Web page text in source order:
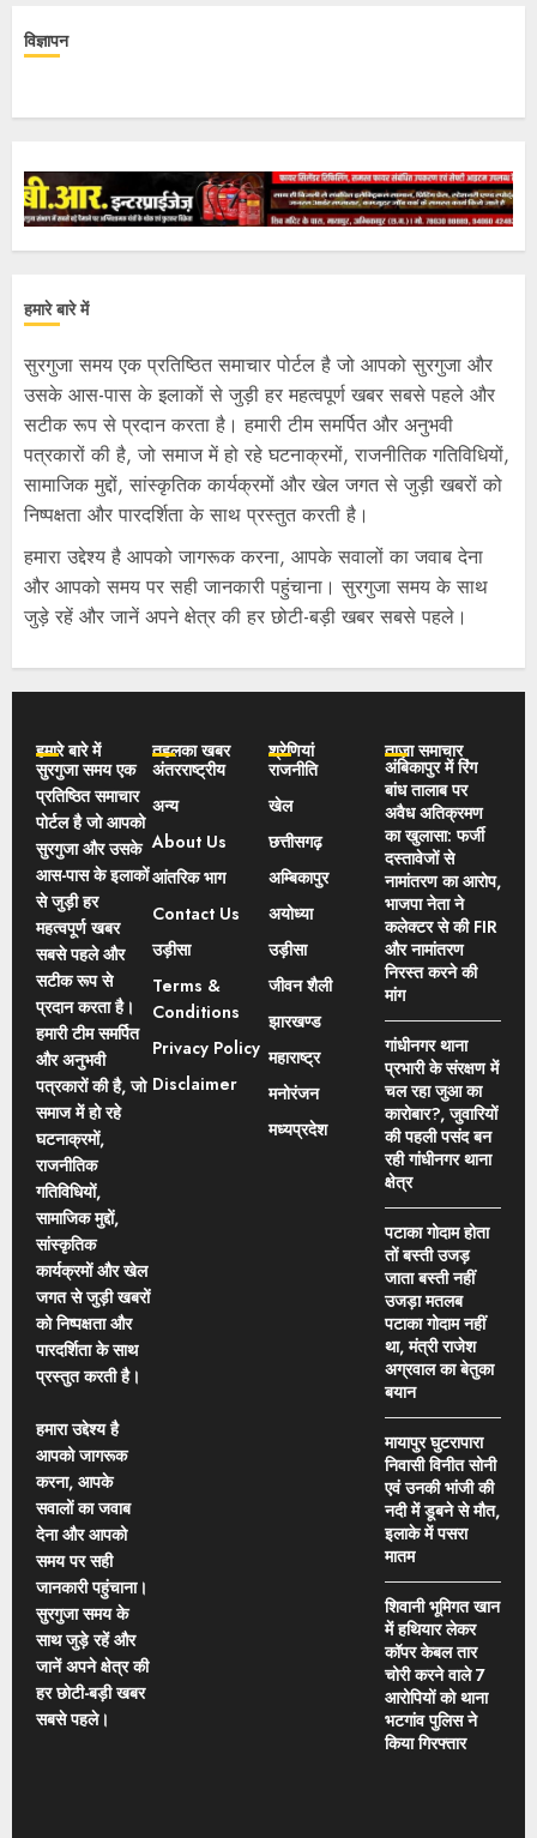
विज्ञापन
हमारे बारे में
सुरगुजा समय एक प्रतिष्ठित समाचार पोर्टल है जो आपको सुरगुजा और
उसके आस-पास के इलाकों से जुड़ी हर महत्वपूर्ण खबर सबसे पहले और
सटीक रूप से प्रदान करता है। हमारी टीम समर्पित और अनुभवी
पत्रकारों की है, जो समाज में हो रहे घटनाक्रमों, राजनीतिक गतिविधियों,
सामाजिक मुद्दों, सांस्कृतिक कार्यक्रमों और खेल जगत से जुड़ी खबरों को
निष्पक्षता और पारदर्शिता के साथ प्रस्तुत करती है।
हमारा उद्देश्य है आपको जागरूक करना, आपके सवालों का जवाब देना
और आपको समय पर सही जानकारी पहुंचाना। सुरगुजा समय के साथ
जुड़े रहें और जानें अपने क्षेत्र की हर छोटी-बड़ी खबर सबसे पहले।
हमारे बारे में
सुरगुजा समय एक
प्रतिष्ठित समाचार
पोर्टल है जो आपको
सुरगुजा और उसके
आस-पास के इलाकों
से जुड़ी हर
महत्वपूर्ण खबर
सबसे पहले और
सटीक रूप से
प्रदान करता है।
हमारी टीम समर्पित
और अनुभवी
पत्रकारों की है, जो
समाज में हो रहे
घटनाक्रमों,
राजनीतिक
गतिविधियों,
सामाजिक मुद्दों,
सांस्कृतिक
कार्यक्रमों और खेल
जगत से जुड़ी खबरों
को निष्पक्षता और
पारदर्शिता के साथ
प्रस्तुत करती है।
हमारा उद्देश्य है
आपको जागरूक
करना, आपके
सवालों का जवाब
देना और आपको
समय पर सही
जानकारी पहुंचाना।
सुरगुजा समय के
साथ जुड़े रहें और
जानें अपने क्षेत्र की
हर छोटी-बड़ी खबर
सबसे पहले।
तहलका खबर
अंतरराष्ट्रीय
अन्य
About Us
आंतरिक भाग
Contact Us
उड़ीसा
Terms &
Conditions
Privacy Policy
Disclaimer
श्रेणियां
राजनीति
खेल
छत्तीसगढ़
अम्बिकापुर
अयोध्या
उड़ीसा
जीवन शैली
झारखण्ड
महाराष्ट्र
मनोरंजन
मध्यप्रदेश
ताज़ा समाचार
अंबिकापुर में रिंग
बांध तालाब पर
अवैध अतिक्रमण
का खुलासा: फर्जी
दस्तावेजों से
नामांतरण का आरोप,
भाजपा नेता ने
कलेक्टर से की FIR
और नामांतरण
निरस्त करने की
मांग
गांधीनगर थाना
प्रभारी के संरक्षण में
चल रहा जुआ का
कारोबार?, जुवारियों
की पहली पसंद बन
रही गांधीनगर थाना
क्षेत्र
पटाका गोदाम होता
तों बस्ती उजड़
जाता बस्ती नहीं
उजड़ा मतलब
पटाका गोदाम नहीं
था, मंत्री राजेश
अग्रवाल का बेतुका
बयान
मायापुर घुटरापारा
निवासी विनीत सोनी
एवं उनकी भांजी की
नदी में डूबने से मौत,
इलाके में पसरा
मातम
शिवानी भूमिगत खान
में हथियार लेकर
कॉपर केबल तार
चोरी करने वाले 7
आरोपियों को थाना
भटगांव पुलिस ने
किया गिरफ्तार